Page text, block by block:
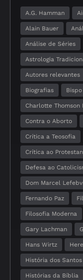
A.G. Hamman
Alain Bauer
Análise de Séries
Astrologia
Autores relevantes
Biografias
Charlotte Thomson
Contra o Aborto
Crítica a Teosofia
Crítica ao
Defesa ao
Dom Marcel
Fernando Paz
Filosofia Moderna
Gary Lachman
Hans Wirtz
História dos
Histórias da Bíblia